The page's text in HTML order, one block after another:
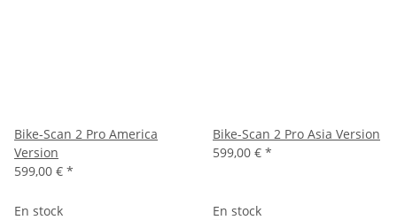
Bike-Scan 2 Pro America
Version
599,00 € *
Bike-Scan 2 Pro Asia Version
599,00 € *
En stock En stock